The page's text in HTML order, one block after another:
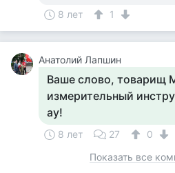
8 лет 1
Анатолий Лапшин
Ваше слово, товарищ
измерительный
ау!
8 лет 27
0
Показать все